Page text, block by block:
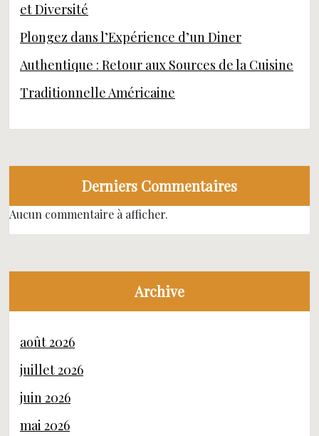
et Diversité
Plongez dans l’Expérience d’un Diner
Authentique : Retour aux Sources de la Cuisine
Traditionnelle Américaine
Derniers Commentaires
Aucun commentaire à afficher.
Archive
août 2026
juillet 2026
juin 2026
mai 2026